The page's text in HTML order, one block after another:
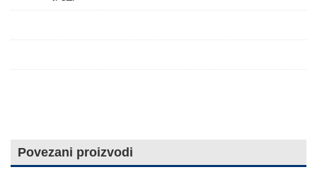
Povezani proizvodi